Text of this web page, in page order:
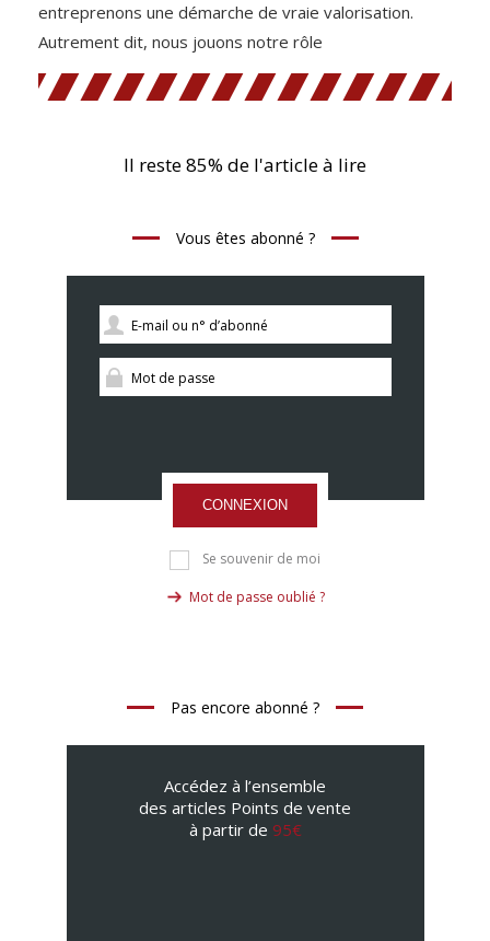
entreprenons une démarche de vraie valorisation.
Autrement dit, nous jouons notre rôle
Il reste 85% de l'article à lire
Vous êtes abonné ?
CONNEXION
Se souvenir de moi
Mot de passe oublié ?
Pas encore abonné ?
Accédez à l’ensemble
des articles Points de vente
à partir de 95€